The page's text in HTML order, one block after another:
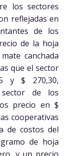
los sectores
reflejadas en
de los
de la hoja
canchada
que el sector
y $ 270,30,
de los
precio en $
cooperativas
de costos del
de hoja